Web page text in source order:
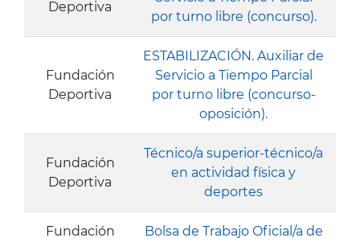
Deportiva
por turno libre (concurso).
Fundación
Deportiva
ESTABILIZACIÓN. Auxiliar de
Servicio a Tiempo Parcial
por turno libre (concurso-
oposición).
Fundación
Deportiva
Técnico/a superior-técnico/a
en actividad física y
deportes
Fundación
Bolsa de Trabajo Oficial/a de